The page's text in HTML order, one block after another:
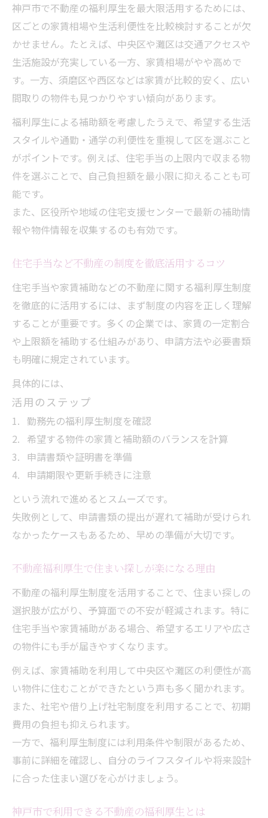
不動産の視点で住みやすさを徹底比較
住宅手当や家賃補助から見る神戸市の魅力
不動産の住宅手当と家賃補助の活用術
家賃補助が充実した神戸市の不動産事情
不動産の福利厚生制度を賢く使うポイント
住宅手当を活かした不動産選びの魅力
神戸市の不動産と住宅支援制度のメリット
不動産福利厚生を最大限引き出す住居の選び方
不動産の福利厚生を意識した物件選びの秘
福利厚生を活かす不動産の選定ポイント
不動産選びで損をしないための制度活用法
福利厚生を最大化する不動産の選び方
実質負担を抑えるための神戸市不動産支援情報
不動産で実質負担を減らす支援制度の活用
法
神戸市の不動産支援と福利厚生の最新情報
不動産支援策を利用した負担軽減のポイン
住宅補助で負担を抑える不動産の選び方
不動産の支援制度で暮らしを豊かにする方
法
神戸市で不動産の福利厚生を最大限活用するためには、
区ごとの家賃相場や生活利便性を比較検討することが欠
かせません。たとえば、中央区や灘区は交通アクセスや
生活施設が充実している一方、家賃相場がやや高めで
す。一方、須磨区や西区などは家賃が比較的安く、広い
間取りの物件も見つかりやすい傾向があります。
福利厚生による補助額を考慮したうえで、希望する生活
スタイルや通勤・通学の利便性を重視して区を選ぶこと
がポイントです。例えば、住宅手当の上限内で収まる物
件を選ぶことで、自己負担額を最小限に抑えることも可
能です。
また、区役所や地域の住宅支援センターで最新の補助情
報や物件情報を収集するのも有効です。
住宅手当など不動産の制度を徹底活用するコツ
住宅手当や家賃補助などの不動産に関する福利厚生制度
を徹底的に活用するには、まず制度の内容を正しく理解
することが重要です。多くの企業では、家賃の一定割合
や上限額を補助する仕組みがあり、申請方法や必要書類
も明確に規定されています。
具体的には、
活用のステップ
勤務先の福利厚生制度を確認
希望する物件の家賃と補助額のバランスを計算
申請書類や証明書を準備
申請期限や更新手続きに注意
という流れで進めるとスムーズです。
失敗例として、申請書類の提出が遅れて補助が受けられ
なかったケースもあるため、早めの準備が大切です。
不動産福利厚生で住まい探しが楽になる理由
不動産の福利厚生制度を活用することで、住まい探しの
選択肢が広がり、予算面での不安が軽減されます。特に
住宅手当や家賃補助がある場合、希望するエリアや広さ
の物件にも手が届きやすくなります。
例えば、家賃補助を利用して中央区や灘区の利便性が高
い物件に住むことができたという声も多く聞かれます。
また、社宅や借り上げ社宅制度を利用することで、初期
費用の負担も抑えられます。
一方で、福利厚生制度には利用条件や制限があるため、
事前に詳細を確認し、自分のライフスタイルや将来設計
に合った住まい選びを心がけましょう。
神戸市で利用できる不動産の福利厚生とは